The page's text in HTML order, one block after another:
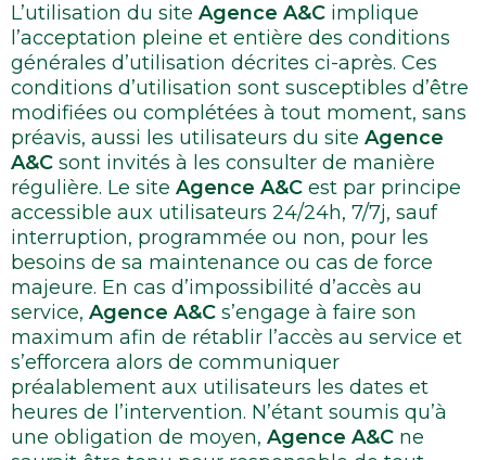
L’utilisation du site Agence A&C implique
l’acceptation pleine et entière des conditions
générales d’utilisation décrites ci-après. Ces
conditions d’utilisation sont susceptibles d’être
modifiées ou complétées à tout moment, sans
préavis, aussi les utilisateurs du site Agence
A&C sont invités à les consulter de manière
régulière. Le site Agence A&C est par principe
accessible aux utilisateurs 24/24h, 7/7j, sauf
interruption, programmée ou non, pour les
besoins de sa maintenance ou cas de force
majeure. En cas d’impossibilité d’accès au
service, Agence A&C s’engage à faire son
maximum afin de rétablir l’accès au service et
s’efforcera alors de communiquer
préalablement aux utilisateurs les dates et
heures de l’intervention. N’étant soumis qu’à
une obligation de moyen, Agence A&C ne